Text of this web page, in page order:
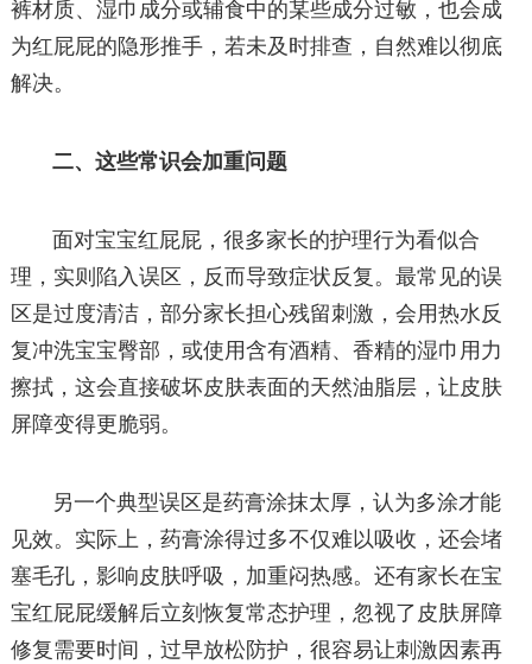
裤材质、湿巾成分或辅食中的某些成分过敏，也会成
为红屁屁的隐形推手，若未及时排查，自然难以彻底
解决。
二、这些常识会加重问题
面对宝宝红屁屁，很多家长的护理行为看似合
理，实则陷入误区，反而导致症状反复。最常见的误
区是过度清洁，部分家长担心残留刺激，会用热水反
复冲洗宝宝臀部，或使用含有酒精、香精的湿巾用力
擦拭，这会直接破坏皮肤表面的天然油脂层，让皮肤
屏障变得更脆弱。
另一个典型误区是药膏涂抹太厚，认为多涂才能
见效。实际上，药膏涂得过多不仅难以吸收，还会堵
塞毛孔，影响皮肤呼吸，加重闷热感。还有家长在宝
宝红屁屁缓解后立刻恢复常态护理，忽视了皮肤屏障
修复需要时间，过早放松防护，很容易让刺激因素再